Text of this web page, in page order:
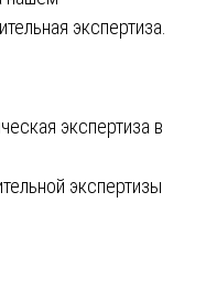
экспертиза
экспертиза в
экспертизы